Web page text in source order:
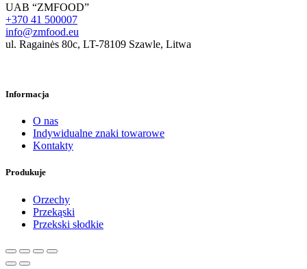
UAB “ZMFOOD”
+370 41 500007
info@zmfood.eu
ul. Ragainės 80c, LT-78109 Szawle, Litwa
Informacja
O nas
Indywidualne znaki towarowe
Kontakty
Produkuje
Orzechy
Przekąski
Przekski słodkie